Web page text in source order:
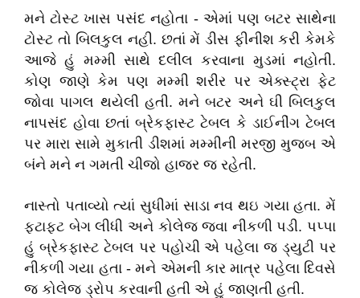
મને ટોસ્ટ ખાસ પસંદ નહોતા - એમાં પણ બટર સાથેના
ટોસ્ટ તો બિલકુલ નહી. છતાં મેં ડીસ ફીનીશ કરી કેમકે
આજે હું મમ્મી સાથે દલીલ કરવાના મુડમાં નહોતી.
કોણ જાણે કેમ પણ મમ્મી શરીર પર એક્સ્ટ્રા ફેટ
જોવા પાગલ થયેલી હતી. મને બટર અને ઘી બિલકુલ
નાપસંદ હોવા છતાં બ્રેકફાસ્ટ ટેબલ કે ડાઈનીંગ ટેબલ
પર મારા સામે મુકાતી ડીશમાં મમ્મીની મરજી મુજબ એ
બંને મને ન ગમતી ચીજો હાજર જ રહેતી.
નાસ્તો પતાવ્યો ત્યાં સુધીમાં સાડા નવ થઇ ગયા હતા. મેં
ફટાફટ બેગ લીધી અને કોલેજ જવા નીકળી પડી. પપ્પા
હું બ્રેકફાસ્ટ ટેબલ પર પહોચી એ પહેલા જ ડ્યુટી પર
નીકળી ગયા હતા - મને એમની કાર માત્ર પહેલા દિવસે
જ કોલેજ ડ્રોપ કરવાની હતી એ હું જાણતી હતી.